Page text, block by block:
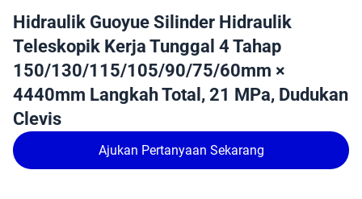
Hidraulik Guoyue Silinder Hidraulik
Teleskopik Kerja Tunggal 4 Tahap
150/130/115/105/90/75/60mm ×
4440mm Langkah Total, 21 MPa, Dudukan
Clevis
Ajukan Pertanyaan Sekarang